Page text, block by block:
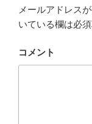
メールアドレス
いている欄は必
コメント